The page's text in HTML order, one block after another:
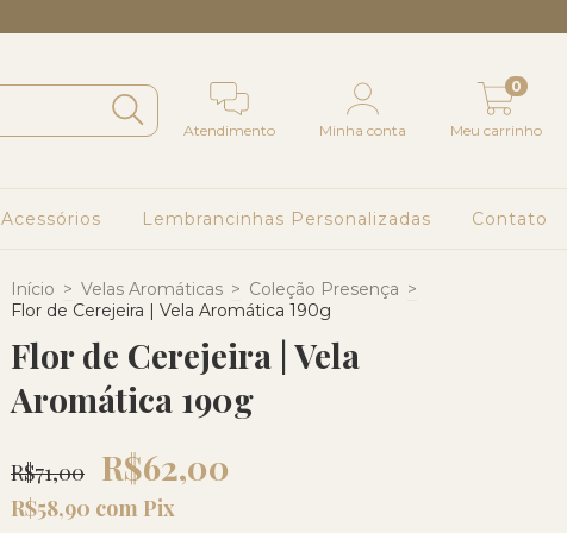
Atendimento Minha conta Meu carrinho
0
Acessórios Lembrancinhas Personalizadas Contato
Início > Velas Aromáticas > Coleção Presença >
Flor de Cerejeira | Vela Aromática 190g
Flor de Cerejeira | Vela
Aromática 190g
R$71,00 R$62,00
R$58,90 com Pix